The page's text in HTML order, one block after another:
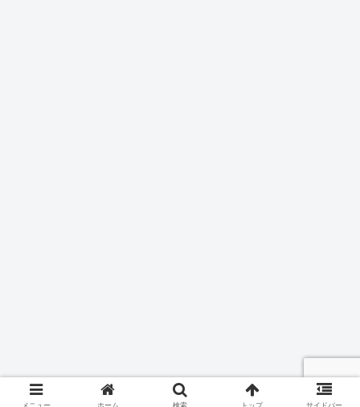
メニュー ホーム 検索 トップ サイドバー